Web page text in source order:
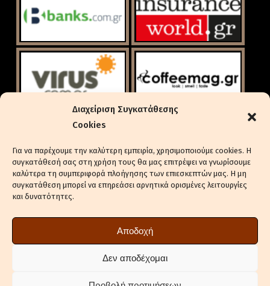
Διαχείριση Συγκατάθεσης
Cookies
Για να παρέχουμε την καλύτερη εμπειρία, χρησιμοποιούμε cookies. Η
συγκατάθεσή σας στη χρήση τους θα μας επιτρέψει να γνωρίσουμε
καλύτερα τη συμπεριφορά πλοήγησης των επιεσκεπτών μας. Η μη
συγκατάθεση μπορεί να επηρεάσει αρνητικά ορισμένες λειτουργίες
και δυνατότητες.
Αποδοχή
Δεν αποδέχομαι
ΠΟΛΙΤΙΚΉ COOKIES (ΕΕ)